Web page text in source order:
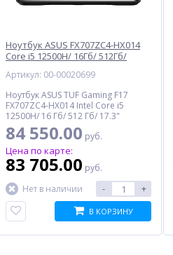
Ноутбук ASUS FX707ZC4-HX014
Core i5 12500H/ 16Гб/ 512Гб/
OS, черный (90NR0GX1-M000K0)
Артикул: 00-00020699
Ноутбук ASUS TUF Gaming F17
FX707ZC4-HX014 Intel Core i5
12500H/ 16 Гб/ 512 Гб/ 17.3"
1920x1080/ GeForce RTX 3050 4 Гб/
Wi-Fi/ Bluetooth/ no OS, черный
84 550.00 руб.
Цена по карте:
83 705.00 руб.
Нет в наличии
- +
В КОРЗИНУ